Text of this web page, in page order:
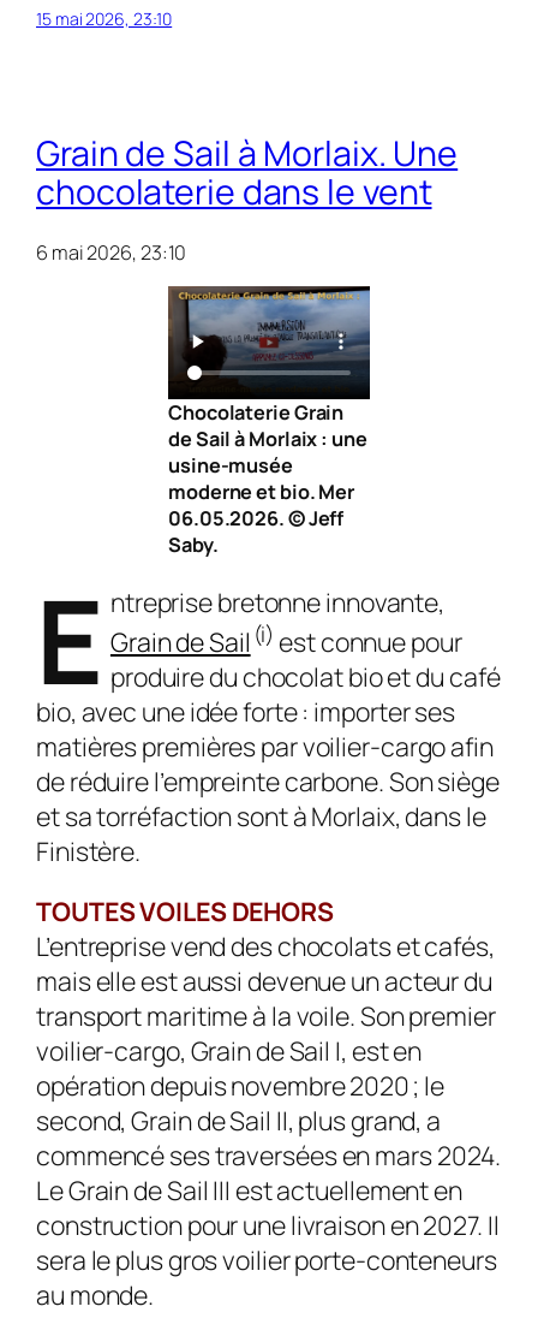
15 mai 2026, 23:10
Grain de Sail à Morlaix. Une
chocolaterie dans le vent
6 mai 2026, 23:10
Chocolaterie Grain
de Sail à Morlaix : une
usine-musée
moderne et bio. Mer
06.05.2026. © Jeff
Saby.
E ntreprise bretonne innovante,
Grain de Sail (i) est connue pour
produire du chocolat bio et du café
bio, avec une idée forte : importer ses
matières premières par voilier-cargo afin
de réduire l’empreinte carbone. Son siège
et sa torréfaction sont à Morlaix, dans le
Finistère.
TOUTES VOILES DEHORS
L’entreprise vend des chocolats et cafés,
mais elle est aussi devenue un acteur du
transport maritime à la voile. Son premier
voilier-cargo, Grain de Sail I, est en
opération depuis novembre 2020 ; le
second, Grain de Sail II, plus grand, a
commencé ses traversées en mars 2024.
Le Grain de Sail III est actuellement en
construction pour une livraison en 2027. Il
sera le plus gros voilier porte-conteneurs
au monde.